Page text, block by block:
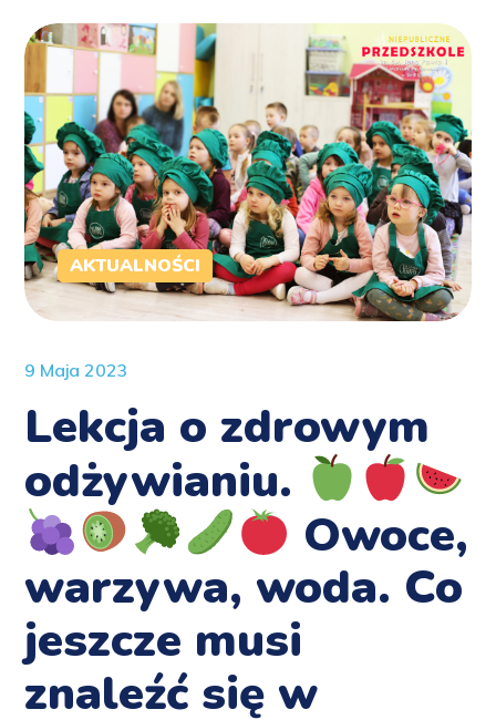
AKTUALNOŚCI
9 Maja 2023
Lekcja o zdrowym
odżywianiu.
Owoce,
warzywa, woda. Co
jeszcze musi
znaleźć się w